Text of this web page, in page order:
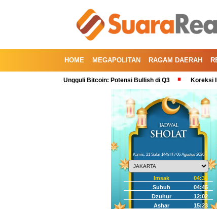
HOME MEGAPOLITAN RAGAM DAERAH
Ungguli Bitcoin: Potensi Bullish di Q3 Koreksi IHSG
Kamis, 21 Safar 1448 H / 06 Agustus 2026
Imsak
04:35
Subuh
04:45
Dzuhur
12:02
Ashar
15:23